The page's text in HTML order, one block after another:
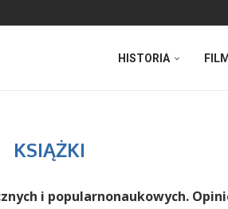
HISTORIA
KSIĄŻKI
i popularnonaukowych.